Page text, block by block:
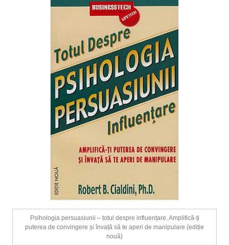
Psihologia persuasiunii – totul despre influențare. Amplifică-ți
puterea de convingere și învață să te aperi de manipulare (ediție
nouă)